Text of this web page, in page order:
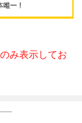
み表示してお